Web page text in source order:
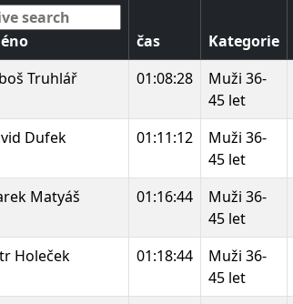
čas Kategorie
Truhlář 01:08:28
Muži 36-
45 let
Dufek 01:11:12
Muži 36-
45 let
Matyáš 01:16:44
Muži 36-
45 let
Holeček 01:18:44
Muži 36-
45 let